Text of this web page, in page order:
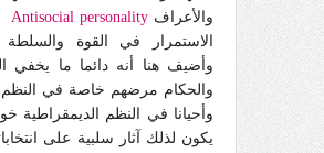
والأعراف Antisocial personality
الاستمرار في القوة والسلطة
وأضيف هنا أنه دائما ما يخفي
والحكام مرضهم خاصة في النظم
وأحيانا في النظم الديمقراطية
يكون لذلك
آثار سلبية على